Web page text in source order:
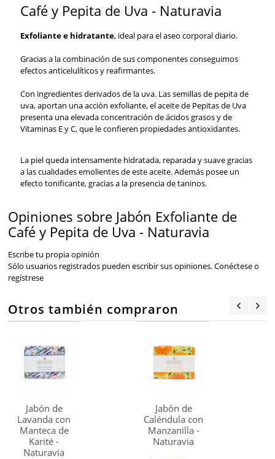
Café y Pepita de Uva - Naturavia
Exfoliante e hidratante, ideal para el aseo corporal diario.
Gracias a la combinación de sus componentes conseguimos
efectos anticelulíticos y reafirmantes.
Con ingredientes derivados de la uva. Las semillas de pepita de
uva, aportan una acción exfoliante, el aceite de Pepitas de Uva
presenta una elevada concentración de ácidos grasos y de
Vitaminas E y C, que le confieren propiedades antioxidantes.
La piel queda intensamente hidratada, reparada y suave gracias
a las cualidades emolientes de este aceite. Además posee un
efecto tonificante, gracias a la presencia de taninos.
Opiniones sobre Jabón Exfoliante de
Café y Pepita de Uva - Naturavia
Escribe tu propia opinión
Sólo usuarios registrados pueden escribir sus opiniones.Conécteseo
regístrese
Otros también compraron
Jabón de
Lavanda con
Manteca de
Karité -
Naturavia
Jabón de
Caléndula con
Manzanilla -
Naturavia